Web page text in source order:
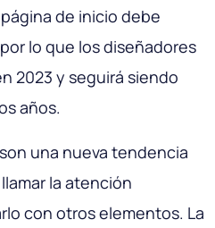
de inicio debe
lo que los diseñadores
2023 y seguirá siendo
años.
una nueva tendencia
la atención
con otros elementos. La